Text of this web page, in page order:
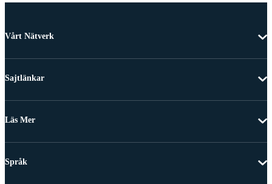
Vårt Nätverk
Sajtlänkar
Läs Mer
Språk